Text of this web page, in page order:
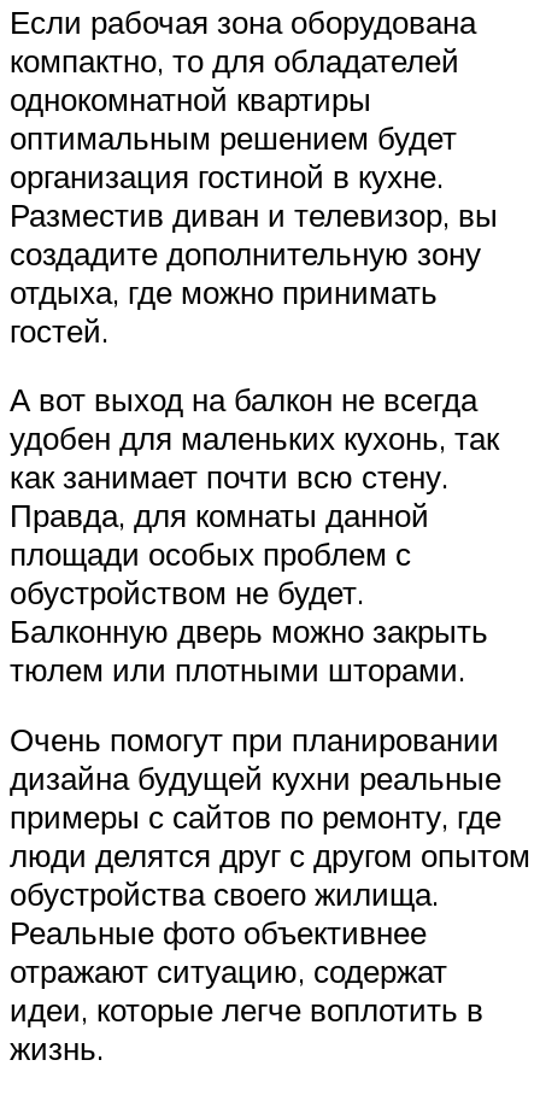
Если рабочая зона оборудована
компактно, то для обладателей
однокомнатной квартиры
оптимальным решением будет
организация гостиной в кухне.
Разместив диван и телевизор, вы
создадите дополнительную зону
отдыха, где можно принимать
гостей.
А вот выход на балкон не всегда
удобен для маленьких кухонь, так
как занимает почти всю стену.
Правда, для комнаты данной
площади особых проблем с
обустройством не будет.
Балконную дверь можно закрыть
тюлем или плотными шторами.
Очень помогут при планировании
дизайна будущей кухни реальные
примеры с сайтов по ремонту, где
люди делятся друг с другом опытом
обустройства своего жилища.
Реальные фото объективнее
отражают ситуацию, содержат
идеи, которые легче воплотить в
жизнь.